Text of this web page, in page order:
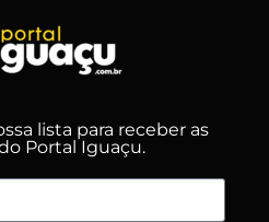
lista para receber as
Portal Iguaçu.